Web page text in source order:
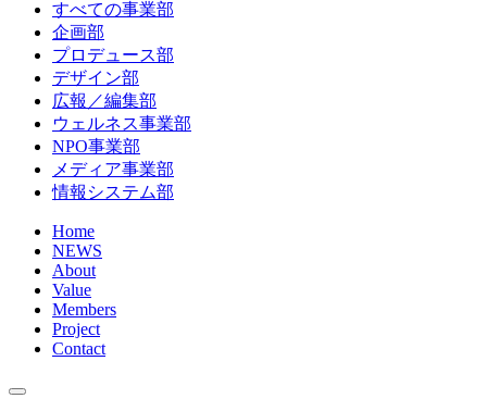
すべての事業部
企画部
プロデュース部
デザイン部
広報／編集部
ウェルネス事業部
NPO事業部
メディア事業部
情報システム部
Home
NEWS
About
Value
Members
Project
Contact